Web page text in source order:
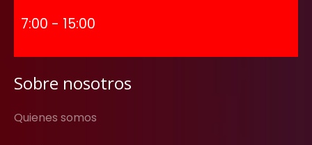
7:00 - 15:00
Sobre nosotros
Quienes somos